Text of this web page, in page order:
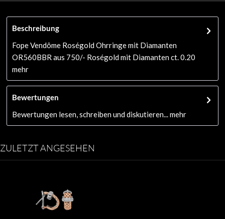
Beschreibung
Fope Vendôme Roségold Ohrringe mit Diamanten
OR560BBR aus 750/- Roségold mit Diamanten ct. 0.20
mehr
Bewertungen
Bewertungen lesen, schreiben und diskutieren...
mehr
ZULETZT ANGESEHEN